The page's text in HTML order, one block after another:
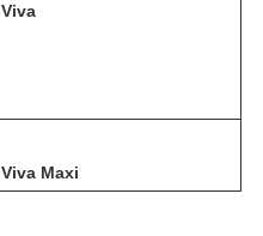
Viva
Viva Maxi